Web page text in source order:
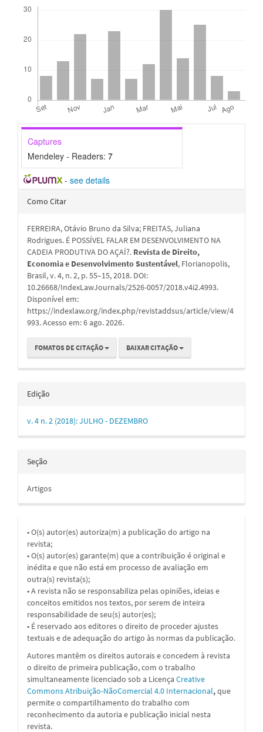
Captures
Mendeley - Readers: 7
- see details
Detalhes
artigo
Como Citar
FERREIRA, Otávio Bruno da Silva; FREITAS, Juliana
Rodrigues. É POSSÍVEL FALAR EM DESENVOLVIMENTO NA
CADEIA PRODUTIVA DO AÇAÍ?. Revista de Direito,
Economia e Desenvolvimento Sustentável, Florianopolis,
Brasil, v. 4, n. 2, p. 55–15, 2018. DOI:
10.26668/IndexLawJournals/2526-0057/2018.v4i2.4993.
Disponível em:
https://indexlaw.org/index.php/revistaddsus/article/view/4
993. Acesso em: 6 ago. 2026.
FOMATOS DE CITAÇÃO BAIXAR CITAÇÃO
Edição
v. 4 n. 2 (2018): JULHO - DEZEMBRO
Seção
Artigos
• O(s) autor(es) autoriza(m) a publicação do artigo na
revista;
• O(s) autor(es) garante(m) que a contribuição é original e
inédita e que não está em processo de avaliação em
outra(s) revista(s);
• A revista não se responsabiliza pelas opiniões, ideias e
conceitos emitidos nos textos, por serem de inteira
responsabilidade de seu(s) autor(es);
• É reservado aos editores o direito de proceder ajustes
textuais e de adequação do artigo às normas da publicação.
Autores mantêm os direitos autorais e concedem à revista
o direito de primeira publicação, com o trabalho
simultaneamente licenciado sob a Licença Creative
Commons Atribuição-NãoComercial 4.0 Internacional,que
permite o compartilhamento do trabalho com
reconhecimento da autoria e publicação inicial nesta
revista.